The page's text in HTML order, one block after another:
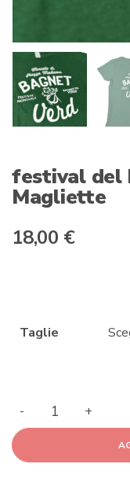
festival del
Magliette
18,00 €
Taglie
-
festival
+